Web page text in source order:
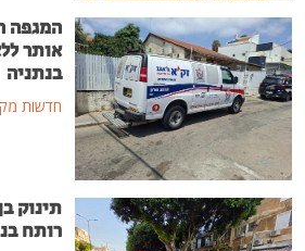
אותר
בנתניה
חדשות
תינוק
רותח